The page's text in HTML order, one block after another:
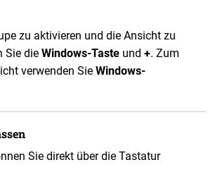
zu aktivieren und die Ansicht zu
Sie die Windows-Taste und +. Zum
verwenden Sie Windows-
Sie direkt über die Tastatur